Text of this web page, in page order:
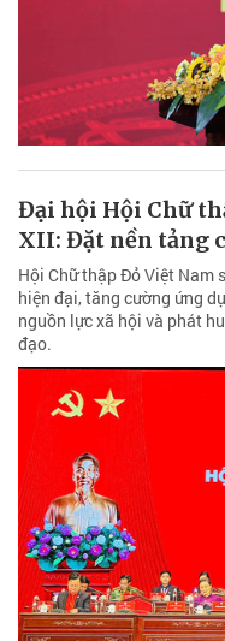
Đại hội Hội Chữ
XII: Đặt nền tảng
Hội Chữ thập Đỏ Việt Nam
hiện đại, tăng cường ứng
nguồn lực xã hội và phát
đạo.